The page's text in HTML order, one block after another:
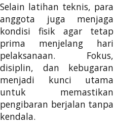
Selain latihan teknis, para
anggota juga menjaga
kondisi fisik agar tetap
prima menjelang hari
pelaksanaan. Fokus,
disiplin, dan kebugaran
menjadi kunci utama
untuk memastikan
pengibaran berjalan tanpa
kendala.